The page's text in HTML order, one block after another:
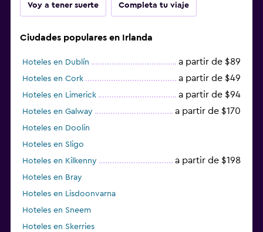
Voy a tener suerte Completa tu viaje
Ciudades populares en Irlanda
Hoteles en Dublín a partir de $89
Hoteles en Cork a partir de $49
Hoteles en Limerick a partir de $94
Hoteles en Galway a partir de $170
Hoteles en Doolin
Hoteles en Sligo
Hoteles en Kilkenny
a partir de $198
Hoteles en Bray
Hoteles en Lisdoonvarna
Hoteles en Sneem
Hoteles en Skerries